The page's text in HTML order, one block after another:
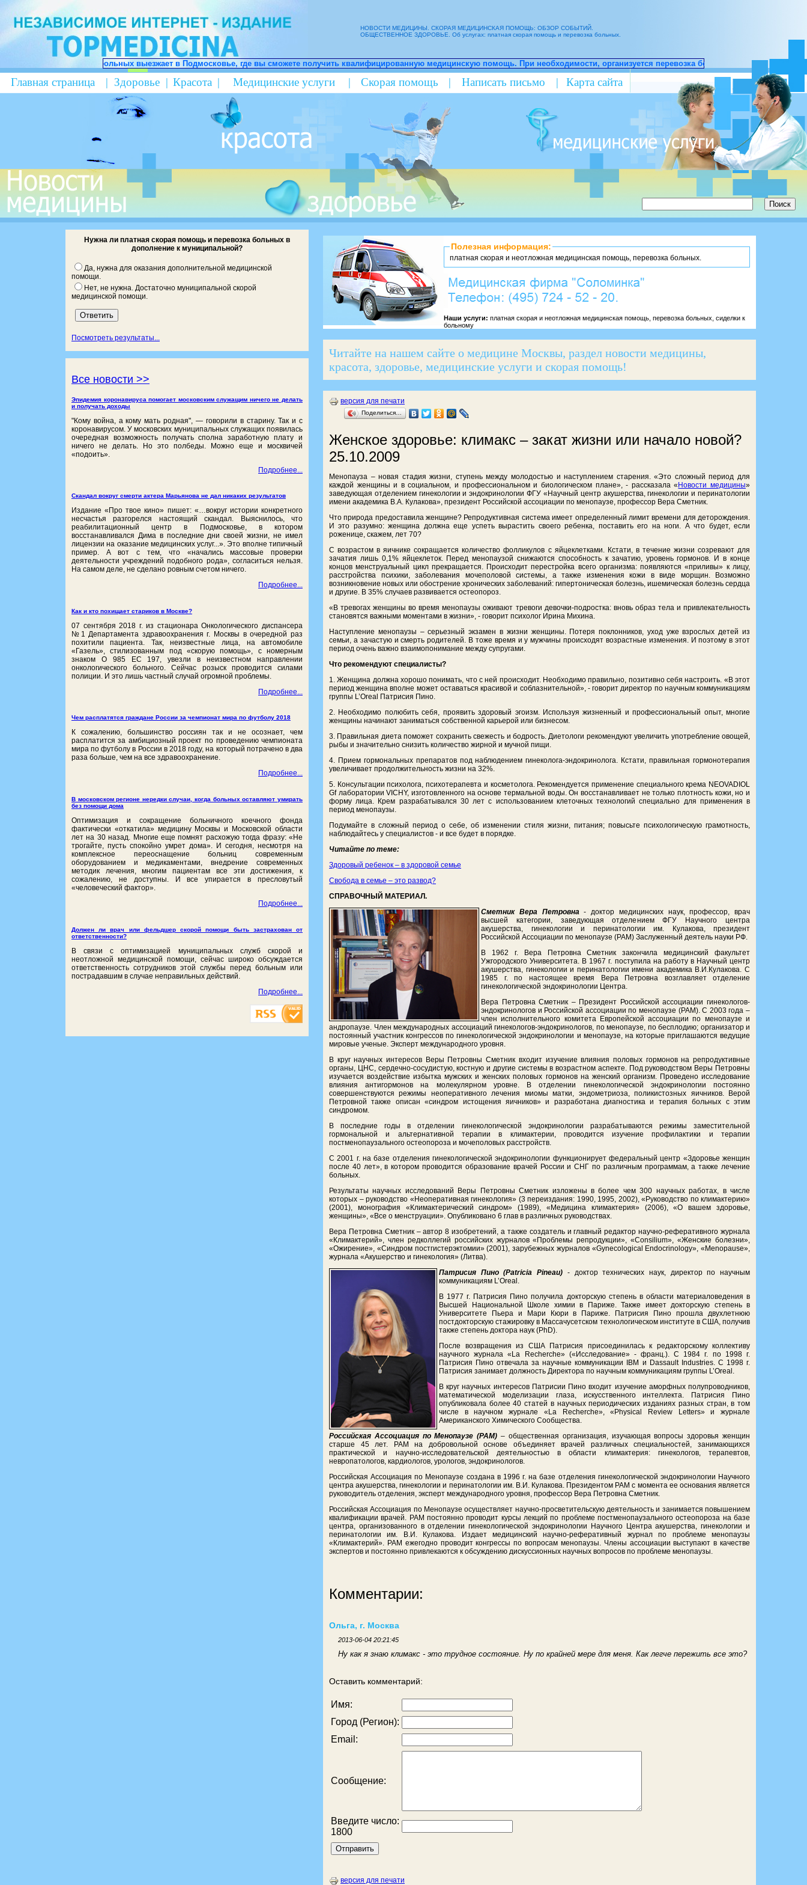
НОВОСТИ МЕДИЦИНЫ. СКОРАЯ МЕДИЦИНСКАЯ ПОМОЩЬ: ОБЗОР СОБЫТИЙ.
ОБЩЕСТВЕННОЕ ЗДОРОВЬЕ. Об услугах: платная скорая помощь и перевозка больных.
выезжает в Подмосковье, где вы сможете получить квалифицированную медицинскую помощь. При необходимости, организуется перевозка больных на лечение в Москву.
Главная страница | Здоровье | Красота | Медицинские услуги | Скорая помощь | Написать письмо | Карта сайта
Нужна ли платная скорая помощь и перевозка больных в
дополнение к муниципальной?
Да, нужна для оказания дополнительной медицинской
помощи.
Нет, не нужна. Достаточно муниципальной скорой
медицинской помощи.
Посмотреть результаты...
Все новости >>
Эпидемия коронавируса помогает московским служащим ничего не делать
и получать доходы
"Кому война, а кому мать родная", ― говорили в старину. Так и с
коронавирусом. У московских муниципальных служащих появилась
очередная возможность получать сполна заработную плату и
ничего не делать. Но это полбеды. Можно еще и москвичей
«подоить».
Подробнее...
Скандал вокруг смерти актера Марьянова не дал никаких результатов
Издание «Про твое кино» пишет: «…вокруг истории конкретного
несчастья разгорелся настоящий скандал. Выяснилось, что
реабилитационный центр в Подмосковье, в котором
восстанавливался Дима в последние дни своей жизни, не имел
лицензии на оказание медицинских услуг...». Это вполне типичный
пример. А вот с тем, что «начались массовые проверки
деятельности учреждений подобного рода», согласиться нельзя.
На самом деле, не сделано ровным счетом ничего.
Подробнее...
Как и кто похищает стариков в Москве?
07 сентября 2018 г. из стационара Онкологического диспансера
№1 Департамента здравоохранения г. Москвы в очередной раз
похитили пациента. Так, неизвестные лица, на автомобиле
«Газель», стилизованным под «скорую помощь», с номерным
знаком О 985 ЕС 197, увезли в неизвестном направлении
онкологического больного. Сейчас розыск проводится силами
полиции. И это лишь частный случай огромной проблемы.
Подробнее...
Чем расплатятся граждане России за чемпионат мира по футболу 2018
К сожалению, большинство россиян так и не осознает, чем
расплатится за амбициозный проект по проведению чемпионата
мира по футболу в России в 2018 году, на который потрачено в два
раза больше, чем на все здравоохранение.
Подробнее...
В московском регионе нередки случаи, когда больных оставляют умирать
без помощи дома
Оптимизация и сокращение больничного коечного фонда
фактически «откатила» медицину Москвы и Московской области
лет на 30 назад. Многие еще помнят расхожую тогда фразу: «Не
трогайте, пусть спокойно умрет дома». И сегодня, несмотря на
комплексное переоснащение больниц современным
оборудованием и медикаментами, внедрение современных
методик лечения, многим пациентам все эти достижения, к
сожалению, не доступны. И все упирается в пресловутый
«человеческий фактор».
Подробнее...
Должен ли врач или фельдшер скорой помощи быть застрахован от
ответственности?
В связи с оптимизацией муниципальных служб скорой и
неотложной медицинской помощи, сейчас широко обсуждается
ответственность сотрудников этой службы перед больным или
пострадавшим в случае неправильных действий.
Подробнее...
Полезная информация:
платная скорая и неотложная медицинская помощь, перевозка больных.
Наши услуги: платная скорая и неотложная медицинская помощь, перевозка больных, сиделки к
больному
Читайте на нашем сайте о медицине Москвы, раздел новости медицины,
красота, здоровье, медицинские услуги и скорая помощь!
версия для печати
Поделиться…
Женское здоровье: климакс – закат жизни или начало новой?
25.10.2009
Менопауза – новая стадия жизни, ступень между молодостью и наступлением старения. «Это сложный период для
каждой женщины и в социальном, и профессиональном и биологическом плане», - рассказала « Новости медицины»
заведующая отделением гинекологии и эндокринологии ФГУ «Научный центр акушерства, гинекологии и перинатологии
имени академика В.А. Кулакова», президент Российской ассоциации по менопаузе, профессор Вера Сметник.
Что природа предоставила женщине? Репродуктивная система имеет определенный лимит времени для деторождения.
И это разумно: женщина должна еще успеть вырастить своего ребенка, поставить его на ноги. А что будет, если
роженице, скажем, лет 70?
С возрастом в яичнике сокращается количество фолликулов с яйцеклетками. Кстати, в течение жизни созревают для
зачатия лишь 0,1% яйцеклеток. Перед менопаузой снижаются способность к зачатию, уровень гормонов. И в конце
концов менструальный цикл прекращается. Происходит перестройка всего организма: появляются «приливы» к лицу,
расстройства психики, заболевания мочеполовой системы, а также изменения кожи в виде морщин. Возможно
возникновение новых или обострение хронических заболеваний: гипертоническая болезнь, ишемическая болезнь сердца
и другие. В 35% случаев развивается остеопороз.
«В тревогах женщины во время менопаузы оживают тревоги девочки-подростка: вновь образ тела и привлекательность
становятся важными моментами в жизни», - говорит психолог Ирина Михина.
Наступление менопаузы – серьезный экзамен в жизни женщины. Потеря поклонников, уход уже взрослых детей из
семьи, а зачастую и смерть родителей. В тоже время и у мужчины происходят возрастные изменения. И поэтому в этот
период очень важно взаимопонимание между супругами.
Что рекомендуют специалисты?
1. Женщина должна хорошо понимать, что с ней происходит. Необходимо правильно, позитивно себя настроить. «В этот
период женщина вполне может оставаться красивой и соблазнительной», - говорит директор по научным коммуникациям
группы L’Oreal Патрисия Пино.
2. Необходимо полюбить себя, проявить здоровый эгоизм. Используя жизненный и профессиональный опыт, многие
женщины начинают заниматься собственной карьерой или бизнесом.
3. Правильная диета поможет сохранить свежесть и бодрость. Диетологи рекомендуют увеличить употребление овощей,
рыбы и значительно снизить количество жирной и мучной пищи.
4. Прием гормональных препаратов под наблюдением гинеколога-эндокринолога. Кстати, правильная гормонотерапия
увеличивает продолжительность жизни на 32%.
5. Консультации психолога, психотерапевта и косметолога. Рекомендуется применение специального крема NEOVADIOL
Gf лаборатории VICHY, изготовленного на основе термальной воды. Он восстанавливает не только плотность кожи, но и
форму лица. Крем разрабатывался 30 лет с использованием клеточных технологий специально для применения в
период менопаузы.
Подумайте в сложный период о себе, об изменении стиля жизни, питания; повысьте психологическую грамотность,
наблюдайтесь у специалистов - и все будет в порядке.
Читайте по теме:
Здоровый ребенок – в здоровой семье
Свобода в семье – это развод?
СПРАВОЧНЫЙ МАТЕРИАЛ.
Сметник Вера Петровна- доктор медицинских наук, профессор, врач
высшей категории, заведующая отделением ФГУ Научного центра
акушерства, гинекологии и перинатологии им. Кулакова, президент
Российской Ассоциации по менопаузе (РАМ) Заслуженный деятель науки РФ.
В 1962 г. Вера Петровна Сметник закончила медицинский факультет
Ужгородского Университета. В 1967 г. поступила на работу в Научный центр
акушерства, гинекологии и перинатологии имени академика В.И.Кулакова. С
1985 г. по настоящее время Вера Петровна возглавляет отделение
гинекологической эндокринологии Центра.
Вера Петровна Сметник – Президент Российской ассоциации гинекологов-
эндокринологов и Российской ассоциации по менопаузе (РАМ). С 2003 года –
член исполнительного комитета Европейской ассоциации по менопаузе и
андропаузе. Член международных ассоциаций гинекологов-эндокринологов, по менопаузе, по бесплодию; организатор и
постоянный участник конгрессов по гинекологической эндокринологии и менопаузе, на которые приглашаются ведущие
мировые ученые. Эксперт международного уровня.
В круг научных интересов Веры Петровны Сметник входит изучение влияния половых гормонов на репродуктивные
органы, ЦНС, сердечно-сосудистую, костную и другие системы в возрастном аспекте. Под руководством Веры Петровны
изучается воздействие избытка мужских и женских половых гормонов на женский организм. Проведено исследование
влияния антигормонов на молекулярном уровне. В отделении гинекологической эндокринологии постоянно
совершенствуются режимы неоперативного лечения миомы матки, эндометриоза, поликистозных яичников. Верой
Петровной также описан «синдром истощения яичников» и разработана диагностика и терапия больных с этим
синдромом.
В последние годы в отделении гинекологической эндокринологии разрабатываются режимы заместительной
гормональной и альтернативной терапии в климактерии, проводится изучение профилактики и терапии
постменопаузального остеопороза и мочеполовых расстройств.
С 2001 г. на базе отделения гинекологической эндокринологии функционирует федеральный центр «Здоровье женщин
после 40 лет», в котором проводится образование врачей России и СНГ по различным программам, а также лечение
больных.
Результаты научных исследований Веры Петровны Сметник изложены в более чем 300 научных работах, в числе
которых – руководство «Неоперативная гинекология» (3 переиздания: 1990, 1995, 2002), «Руководство по климактерию»
(2001), монография «Климактерический синдром» (1989), «Медицина климактерия» (2006), «О вашем здоровье,
женщины», «Все о менструации». Опубликовано 6 глав в различных руководствах.
Вера Петровна Сметник – автор 8 изобретений, а также создатель и главный редактор научно-реферативного журнала
«Климактерий», член редколлегий российских журналов «Проблемы репродукции», «Consilium», «Женские болезни»,
«Ожирение», «Синдром постгистерэктомии» (2001), зарубежных журналов «Gynecological Endocrinology», «Menopause»,
журнала «Акушерство и гинекология» (Литва).
Патрисия Пино (Patricia Pineau) - доктор технических наук, директор по научным
коммуникациям L’Oreal.
В 1977 г. Патрисия Пино получила докторскую степень в области материаловедения в
Высшей Национальной Школе химии в Париже. Также имеет докторскую степень в
Университете Пьера и Мари Кюри в Париже. Патрисия Пино прошла двухлетнюю
постдокторскую стажировку в Массачусетском технологическом институте в США, получив
также степень доктора наук (PhD).
После возвращения из США Патрисия присоединилась к редакторскому коллективу
научного журнала «La Recherche» («Исследование» - франц.). С 1984 г. по 1998 г.
Патрисия Пино отвечала за научные коммуникации IBM и Dassault Industries. С 1998 г.
Патрисия занимает должность Директора по научным коммуникациям группы L’Oreal.
В круг научных интересов Патрисии Пино входит изучение аморфных полупроводников,
математической моделизации глаза, искусственного интеллекта. Патрисия Пино
опубликовала более 40 статей в научных периодических изданиях разных стран, в том
числе в научном журнале «La Recherche», «Physical Review Letters» и журнале
Американского Химического Сообщества.
Российская Ассоциация по Менопаузе (РАМ) – общественная организация, изучающая вопросы здоровья женщин
старше 45 лет. РАМ на добровольной основе объединяет врачей различных специальностей, занимающихся
практической и научно-исследовательской деятельностью в области климактерия: гинекологов, терапевтов,
невропатологов, кардиологов, урологов, эндокринологов.
Российская Ассоциация по Менопаузе создана в 1996 г. на базе отделения гинекологической эндокринологии Научного
центра акушерства, гинекологии и перинатологии им. В.И. Кулакова. Президентом РАМ с момента ее основания является
руководитель отделения, эксперт международного уровня, профессор Вера Петровна Сметник.
Российская Ассоциация по Менопаузе осуществляет научно-просветительскую деятельность и занимается повышением
квалификации врачей. РАМ постоянно проводит курсы лекций по проблеме постменопаузального остеопороза на базе
центра, организованного в отделении гинекологической эндокринологии Научного Центра акушерства, гинекологии и
перинатологии им. В.И. Кулакова. Издает медицинский научно-реферативный журнал по проблеме менопаузы
«Климактерий». РАМ ежегодно проводит конгрессы по вопросам менопаузы. Члены ассоциации выступают в качестве
экспертов и постоянно привлекаются к обсуждению дискуссионных научных вопросов по проблеме менопаузы.
Комментарии:
Ольга, г. Москва
2013-06-04 20:21:45
Ну как я знаю климакс - это трудное состояние. Ну по крайней мере для меня. Как легче пережить все это?
Оставить комментарий:
Имя:
Город (Регион):
Email:
Сообщение:
Введите число:
1800
версия для печати